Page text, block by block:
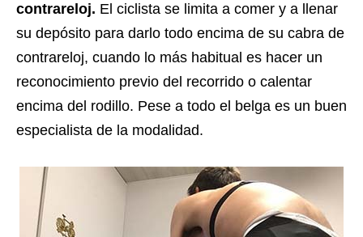
contrareloj. El ciclista se limita a comer y a llenar
su depósito para darlo todo encima de su cabra de
contrareloj, cuando lo más habitual es hacer un
reconocimiento previo del recorrido o calentar
encima del rodillo. Pese a todo el belga es un buen
especialista de la modalidad.